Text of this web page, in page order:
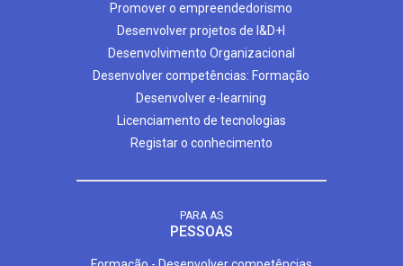
Promover o empreendedorismo
Desenvolver projetos de I&D+I
Desenvolvimento Organizacional
Desenvolver competências: Formação
Desenvolver e-learning
Licenciamento de tecnologias
Registar o conhecimento
PARA AS
PESSOAS